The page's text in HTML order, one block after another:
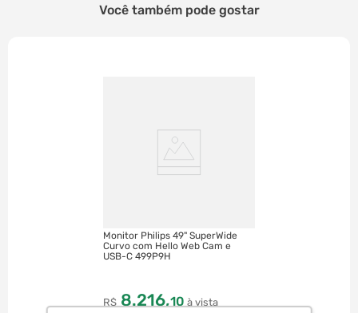
Você também pode gostar
Monitor Philips 49" SuperWide
Curvo com Hello Web Cam e
USB-C 499P9H
R$ 8.216,10 à vista